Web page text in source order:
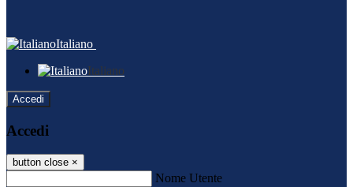
Italiano
Italiano
Accedi
Accedi
button close ×
Nome Utente